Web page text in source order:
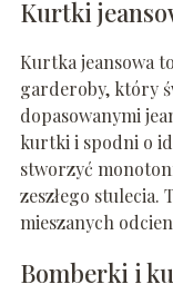
Kurtki
Kurtka jeansowa
garderoby, który
dopasowanymi
kurtki i spodni o
stworzyć
zeszłego stulecia.
mieszanych
Bomberki i